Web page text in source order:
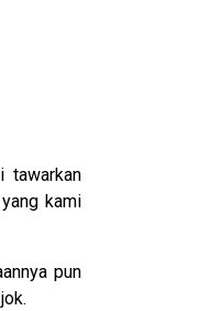
tawarkan
kami
pun